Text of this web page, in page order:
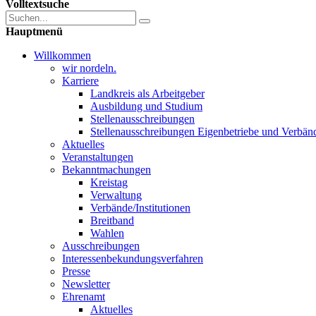
Volltextsuche
Hauptmenü
Willkommen
wir nordeln.
Karriere
Landkreis als Arbeitgeber
Ausbildung und Studium
Stellenausschreibungen
Stellenausschreibungen Eigenbetriebe und
Aktuelles
Veranstaltungen
Bekanntmachungen
Kreistag
Verwaltung
Verbände/Institutionen
Breitband
Wahlen
Ausschreibungen
Interessen­bekundungsverfahren
Presse
Newsletter
Ehrenamt
Aktuelles